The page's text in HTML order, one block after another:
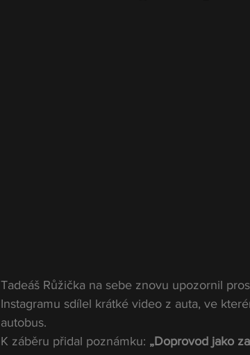
Tadeáš Růžička na sebe znovu upozornil
Instagramu sdílel krátké video z auta, ve
autobus.
K záběru přidal poznámku: „Doprovod jako